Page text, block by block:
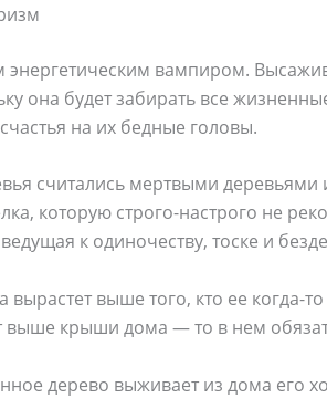
вампиром.
она будет забирать все
на их бедные головы.
считались мертвыми
которую строго-настрого не
к одиночеству, тоске и
вырастет выше того, кто ее
выше крыши дома — то в нем
дерево выживает из дома его